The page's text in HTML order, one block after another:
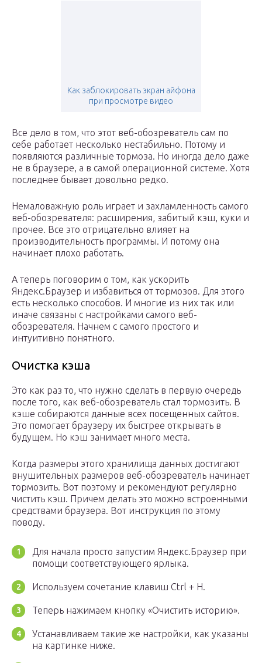
Как заблокировать экран айфона
при просмотре видео
Все дело в том, что этот веб-обозреватель сам по
себе работает несколько нестабильно. Потому и
появляются различные тормоза. Но иногда дело даже
не в браузере, а в самой операционной системе. Хотя
последнее бывает довольно редко.
Немаловажную роль играет и захламленность самого
веб-обозревателя: расширения, забитый кэш, куки и
прочее. Все это отрицательно влияет на
производительность программы. И потому она
начинает плохо работать.
А теперь поговорим о том, как ускорить
Яндекс.Браузер и избавиться от тормозов. Для этого
есть несколько способов. И многие из них так или
иначе связаны с настройками самого веб-
обозревателя. Начнем с самого простого и
интуитивно понятного.
Очистка кэша
Это как раз то, что нужно сделать в первую очередь
после того, как веб-обозреватель стал тормозить. В
кэше собираются данные всех посещенных сайтов.
Это помогает браузеру их быстрее открывать в
будущем. Но кэш занимает много места.
Когда размеры этого хранилища данных достигают
внушительных размеров веб-обозреватель начинает
тормозить. Вот поэтому и рекомендуют регулярно
чистить кэш. Причем делать это можно встроенными
средствами браузера. Вот инструкция по этому
поводу.
Для начала просто запустим Яндекс.Браузер при
помощи соответствующего ярлыка.
Используем сочетание клавиш Ctrl + H.
Теперь нажимаем кнопку «Очистить историю».
Устанавливаем такие же настройки, как указаны
на картинке ниже.